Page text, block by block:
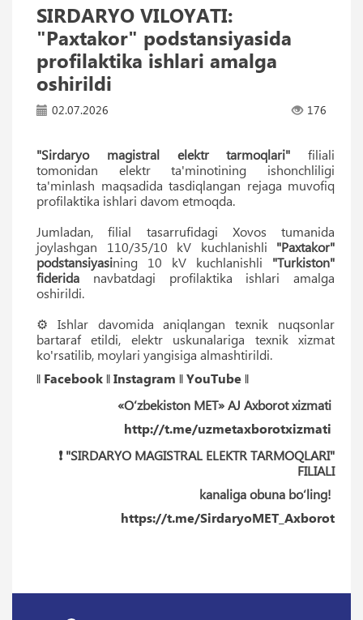
SIRDARYO VILOYATI:
"Paxtakor" podstansiyasida
profilaktika ishlari amalga
oshirildi
02.07.2026 176
"Sirdaryo magistral elektr tarmoqlari" filiali
tomonidan elektr ta'minotining ishonchliligi
ta'minlash maqsadida tasdiqlangan rejaga muvofiq
profilaktika ishlari davom etmoqda.
Jumladan, filial tasarrufidagi Xovos tumanida
joylashgan 110/35/10 kV kuchlanishli "Paxtakor"
podstansiyasining 10 kV kuchlanishli "Turkiston"
fiderida navbatdagi profilaktika ishlari amalga
oshirildi.
⚙️ Ishlar davomida aniqlangan texnik nuqsonlar
bartaraf etildi, elektr uskunalariga texnik xizmat
ko'rsatilib, moylari yangisiga almashtirildi.
‖ Facebook‖Instagram ‖YouTube‖
«O‘zbekiston MET» AJ Axborot xizmati
http://t.me/uzmetaxborotxizmati
❗️ "SIRDARYO MAGISTRAL ELEKTR TARMOQLARI"
FILIALI
kanaliga obuna bo‘ling!
https://t.me/SirdaryoMET_Axborot